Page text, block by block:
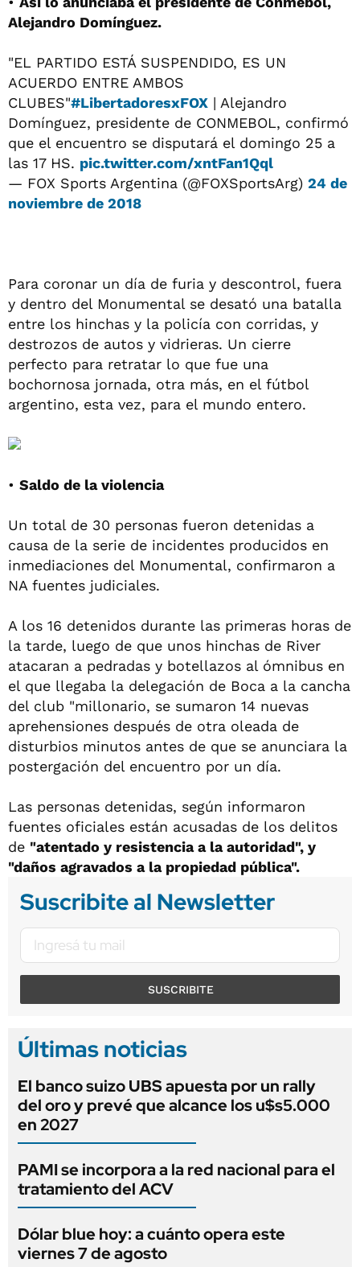
Alejandro Domínguez.
"EL PARTIDO ESTÁ SUSPENDIDO, ES UN
ACUERDO ENTRE AMBOS
CLUBES"#LibertadoresxFOX | Alejandro
Domínguez, presidente de CONMEBOL, confirmó
que el encuentro se disputará el domingo 25 a
las 17 HS. pic.twitter.com/xntFan1Qql
— FOX Sports Argentina (@FOXSportsArg) 24 de
noviembre de 2018
Para coronar un día de furia y descontrol, fuera
y dentro del Monumental se desató una batalla
entre los hinchas y la policía con corridas, y
destrozos de autos y vidrieras. Un cierre
perfecto para retratar lo que fue una
bochornosa jornada, otra más, en el fútbol
argentino, esta vez, para el mundo entero.
• Saldo de la violencia
Un total de 30 personas fueron detenidas a
causa de la serie de incidentes producidos en
inmediaciones del Monumental, confirmaron a
NA fuentes judiciales.
A los 16 detenidos durante las primeras horas de
la tarde, luego de que unos hinchas de River
atacaran a pedradas y botellazos al ómnibus en
el que llegaba la delegación de Boca a la cancha
del club "millonario, se sumaron 14 nuevas
aprehensiones después de otra oleada de
disturbios minutos antes de que se anunciara la
postergación del encuentro por un día.
Las personas detenidas, según informaron
fuentes oficiales están acusadas de los delitos
de "atentado y resistencia a la autoridad", y
"daños agravados a la propiedad pública".
Suscribite al Newsletter
SUSCRIBITE
Últimas noticias
El banco suizo UBS apuesta por un rally
del oro y prevé que alcance los u$s5.000
en 2027
PAMI se incorpora a la red nacional para el
tratamiento del ACV
Dólar blue hoy: a cuánto opera este
viernes 7 de agosto